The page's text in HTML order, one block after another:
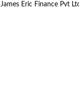
Eric Finance Pvt